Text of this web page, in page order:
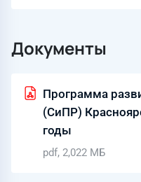
Документы
Программа
(СиПР)
годы
pdf, 2,022 МБ